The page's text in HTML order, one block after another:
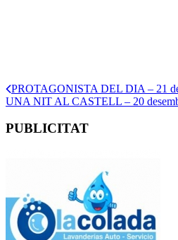
PROTAGONISTA DEL DIA – 21
UNA NIT AL CASTELL – 20
PUBLICITAT